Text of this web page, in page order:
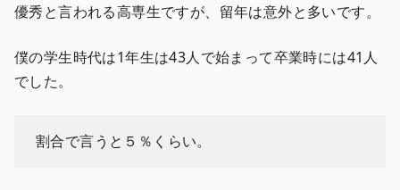
優秀と言われる高専生ですが、留年は意外と多いです。
僕の学生時代は1年生は43人で始まって卒業時には41人
でした。
割合で言うと５％くらい。